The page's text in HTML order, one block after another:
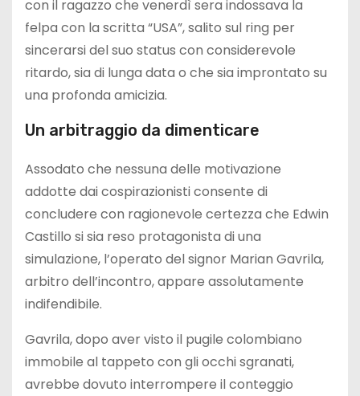
con il ragazzo che venerdì sera indossava la
felpa con la scritta “USA”, salito sul ring per
sincerarsi del suo status con considerevole
ritardo, sia di lunga data o che sia improntato su
una profonda amicizia.
Un arbitraggio da dimenticare
Assodato che nessuna delle motivazione
addotte dai cospirazionisti consente di
concludere con ragionevole certezza che Edwin
Castillo si sia reso protagonista di una
simulazione, l’operato del signor Marian Gavrila,
arbitro dell’incontro, appare assolutamente
indifendibile.
Gavrila, dopo aver visto il pugile colombiano
immobile al tappeto con gli occhi sgranati,
avrebbe dovuto interrompere il conteggio